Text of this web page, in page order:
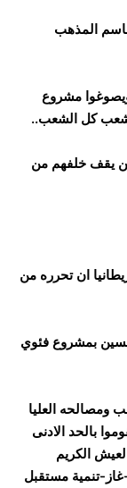
المذهب
مشروع
كل الشعب..
يقف خلفهم من
ان تحرره من
بمشروع فئوي
ومصالحه العليا
بالحد الادنى
الكريم
تنمية مستقبل